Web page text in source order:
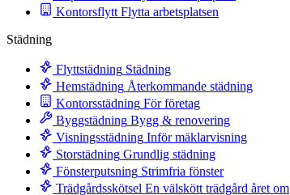
Kontorsflytt Flytta arbetsplatsen
Städning
Flyttstädning Städning
Hemstädning Återkommande städning
Kontorsstädning För företag
Byggstädning Bygg & renovering
Visningsstädning Inför mäklarvisning
Storstädning Grundlig städning
Fönsterputsning Strimfria fönster
Trädgårdsskötsel En välskött trädgård året om